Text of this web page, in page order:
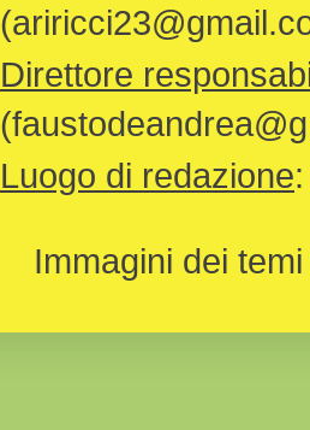
Direttore
Luogo di redazione
Immagini dei